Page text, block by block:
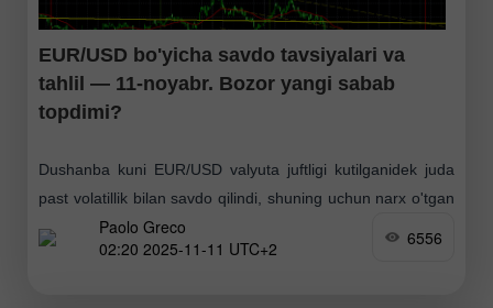
EUR/USD bo'yicha savdo tavsiyalari va
tahlil — 11-noyabr. Bozor yangi sabab
topdimi?
Dushanba kuni EUR/USD valyuta juftligi kutilganidek juda
past volatillik bilan savdo qilindi, shuning uchun narx o'tgan
sutkada oshganmi yoki tushganmi, bu haqda gapirishning
ma'nosi yo'q. 40 punktlik harakat –
Paolo Greco
02:20 2025-11-11 UTC+2
6556